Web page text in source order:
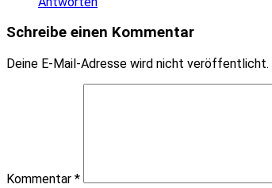
Schreibe einen Kommentar
Deine E-Mail-Adresse wird nicht veröffentlicht.
Kommentar *